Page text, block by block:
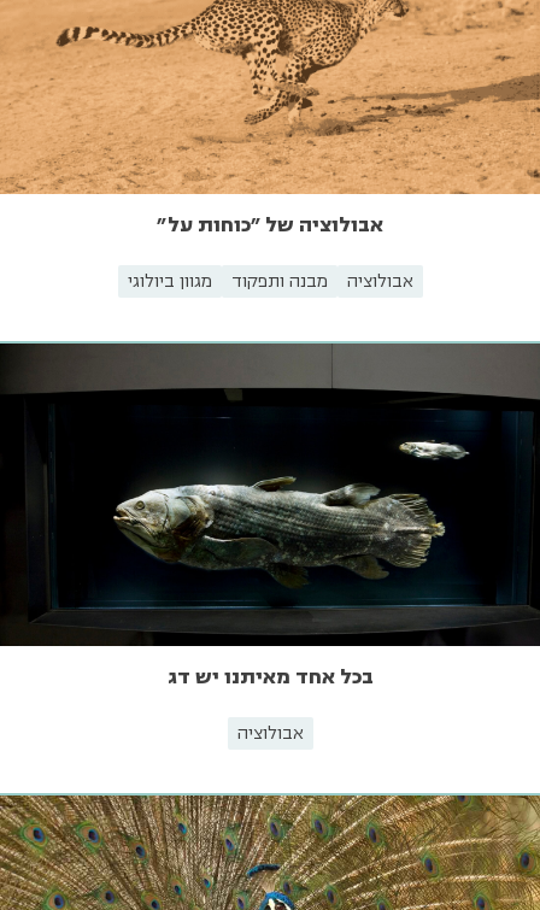
אבולוציה של "כוחות על"
אבולוציה מבנה ותפקוד מגוון ביולוגי
בכל אחד מאיתנו יש דג
אבולוציה